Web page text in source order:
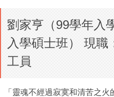
劉家亨（99學年入
入學碩士班） 現職
工員
「靈魂不經過寂寞和清苦之